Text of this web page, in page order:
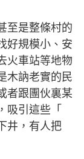
至是整條村的
好規模小、安
火車站等地物
木訥老實的民
者跟團伙裏某
吸引這些「
井，有人把